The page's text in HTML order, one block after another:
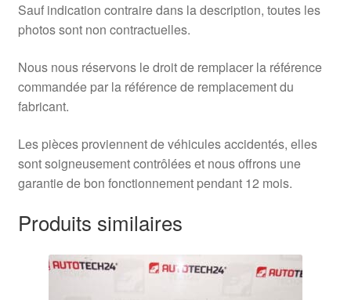
Sauf indication contraire dans la description, toutes les
photos sont non contractuelles.
Nous nous réservons le droit de remplacer la référence
commandée par la référence de remplacement du
fabricant.
Les pièces proviennent de véhicules accidentés, elles
sont soigneusement contrôlées et nous offrons une
garantie de bon fonctionnement pendant 12 mois.
Produits similaires